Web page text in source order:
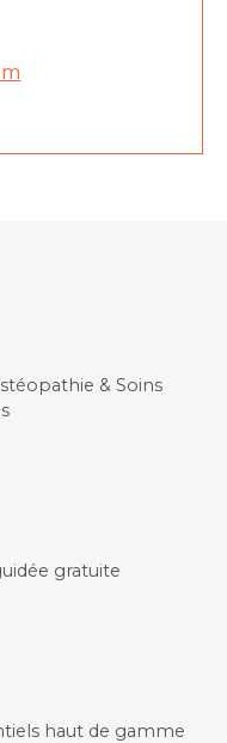
& Soins
gratuite
haut de gamme